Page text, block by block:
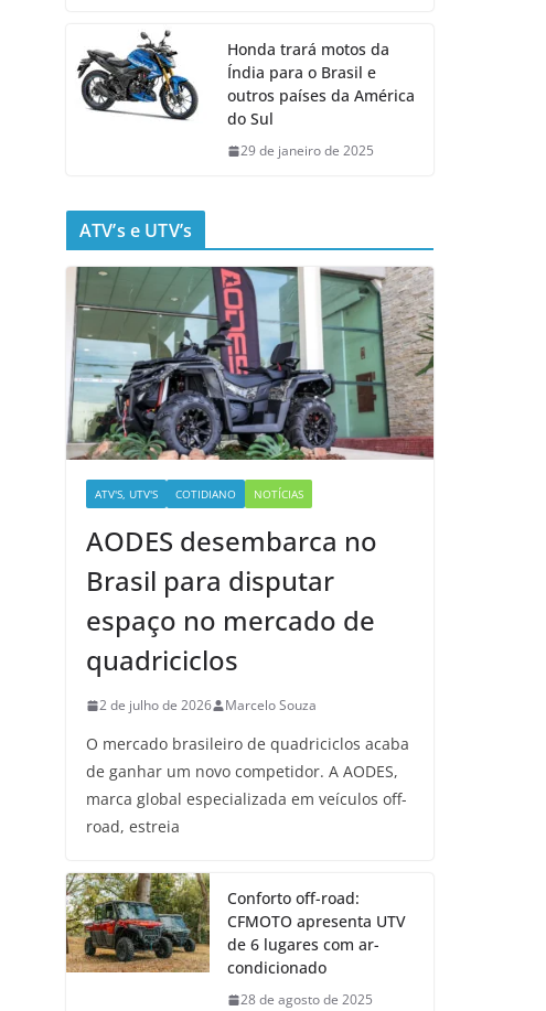
Honda trará motos da
Índia para o Brasil e
outros países da América
do Sul
29 de janeiro de 2025
ATV’s e UTV’s
ATV'S, UTV'S COTIDIANO NOTÍCIAS
AODES desembarca no
Brasil para disputar
espaço no mercado de
quadriciclos
2 de julho de 2026 Marcelo Souza
O mercado brasileiro de quadriciclos acaba
de ganhar um novo competidor. A AODES,
marca global especializada em veículos off-
road, estreia
Conforto off-road:
CFMOTO apresenta UTV
de 6 lugares com ar-
condicionado
28 de agosto de 2025